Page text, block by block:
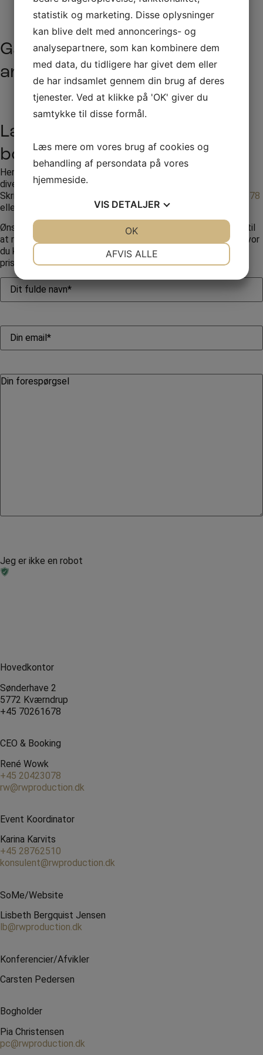
Gå på opdagelse i vores
artister
Se alle artister
Lav en forespørgsel eller
booking til Morten Münster
Her hos RW Production står vi altid klar til at hjælpe med
diverse spørgsmål, vi vil svare tilbage så hurtigt som muligt.
Skriv en forespørgsel via formularen eller ring til
+45 70261678
eller
Ønsker du yderligere oplysninger og priser er du velkommen til
at ringe eller sende en mail, se vores bookingforespørgsel, hvor
du kan beskrive dit arrangement og vi vil vende tilbage med
priser og inspiration.
Jeg er ikke en robot
Hovedkontor
Sønderhave 2
5772 Kværndrup
+45 70261678
CEO & Booking
René Wowk
+45 20423078
rw@rwproduction.dk
Event Koordinator
Karina Karvits
+45 28762510
konsulent@rwproduction.dk
SoMe/Website
Lisbeth Bergquist Jensen
lb@rwproduction.dk
Konferencier/Afvikler
Carsten Pedersen
Bogholder
Pia Christensen
pc@rwproduction.dk
statistik og marketing. Disse oplysninger
kan blive delt med annoncerings- og
analysepartnere, som kan kombinere dem
med data, du tidligere har givet dem eller
de har indsamlet gennem din brug af deres
tjenester. Ved at klikke på 'OK' giver du
samtykke til disse formål.
Læs mere om vores brug af cookies og
behandling af persondata på vores
hjemmeside.
VIS DETALJER
MARKETING
AFVIS ALLE
OK